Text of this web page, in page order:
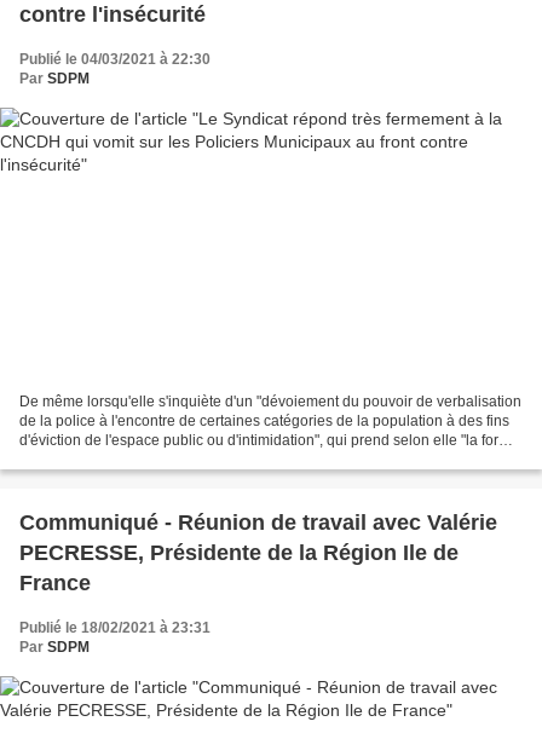
contre l'insécurité
Publié le 04/03/2021 à 22:30
Par SDPM
De même lorsqu'elle s'inquiète d'un "dévoiement du pouvoir de verbalisation
de la police à l'encontre de certaines catégories de la population à des fins
d'éviction de l'espace public ou d'intimidation", qui prend selon elle "la forme
Communiqué - Réunion de travail avec Valérie
PECRESSE, Présidente de la Région Ile de
France
Publié le 18/02/2021 à 23:31
Par SDPM